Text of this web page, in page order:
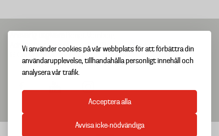
Vi använder cookies på vår webbplats för att förbättra din
användarupplevelse, tillhandahålla personligt innehåll och
analysera vår trafik.
Acceptera alla
Avvisa icke-nödvändiga
AdressDrottninggatan 81A, 111 60 Stockholm
© Copyright 2025 Testfakta